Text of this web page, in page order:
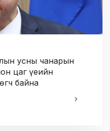
усны чанарын
цаг үеийн
байна